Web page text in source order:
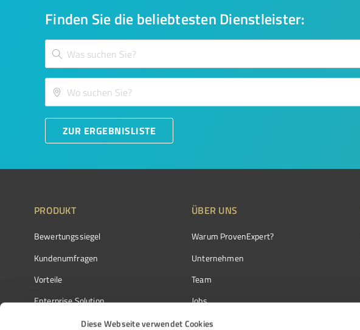
Diese Webseite verwendet Cookies
Finden Sie die beliebtesten Dienstleister:
ZUR ERGEBNISLISTE
PRODUKT
Bewertungssiegel
Kundenumfragen
Vorteile
Enterprise Solution
Partnerprogramm
ÜBER UNS
Warum ProvenExpert?
Unternehmen
Team
Jobs
Kundenstimmen